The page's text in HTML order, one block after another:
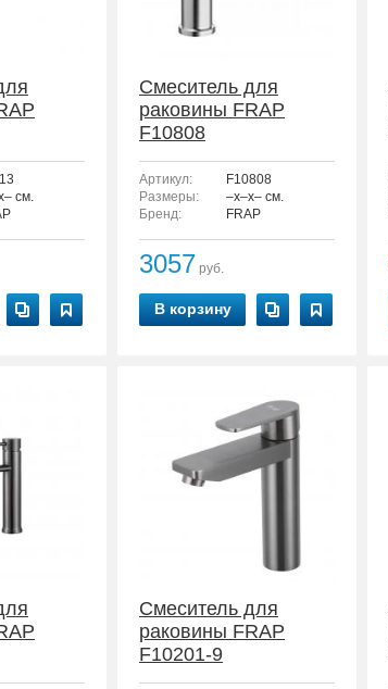
см.
Смеситель для
раковины FRAP
F10808
Артикул:
F10808
Размеры:
–x–x– см.
Бренд:
FRAP
3057 руб.
В корзину
Смеситель для
раковины FRAP
F10201-9